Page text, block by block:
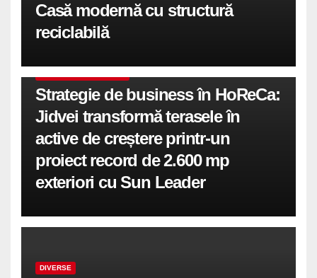
Casă modernă cu structură
reciclabilă
Strategie de business în HoReCa:
Jidvei transformă terasele în
active de creștere printr-un
proiect record de 2.600 mp
exteriori cu Sun Leader
DIVERSE